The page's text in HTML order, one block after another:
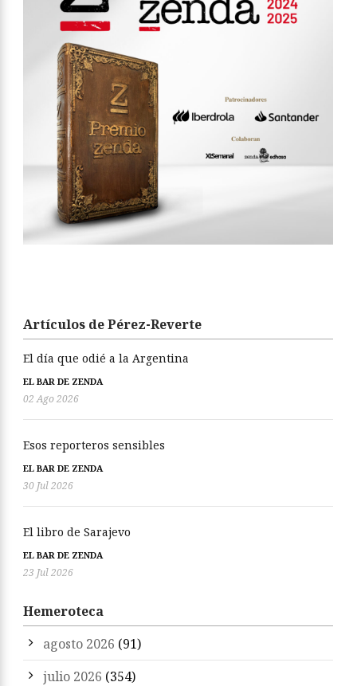
Artículos de Pérez-Reverte
El día que odié a la Argentina
EL BAR DE ZENDA
02 Ago 2026
Esos reporteros sensibles
EL BAR DE ZENDA
30 Jul 2026
El libro de Sarajevo
EL BAR DE ZENDA
23 Jul 2026
Hemeroteca
agosto 2026 (91)
julio 2026 (354)